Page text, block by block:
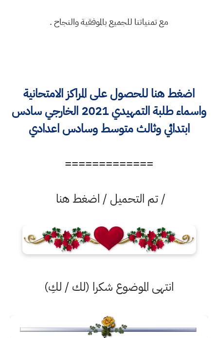
مع تمنياتنا للجميع بالموفقية والنجاح .
اضغط هنا للحصول على المراكز الامتحانية
واسماء طلبة التمهيدي 2021 الخارجي سادس
ابتدائي وثالث متوسط وسادس اعدادي
=============
/ تم التحميل / اضغط هنا
انتهى الموضوع شكرا (لك / لكِ)